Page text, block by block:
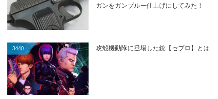
ガンをガンブルー仕上げにしてみた！
3440 攻殻機動隊に登場した銃【セブロ】とは